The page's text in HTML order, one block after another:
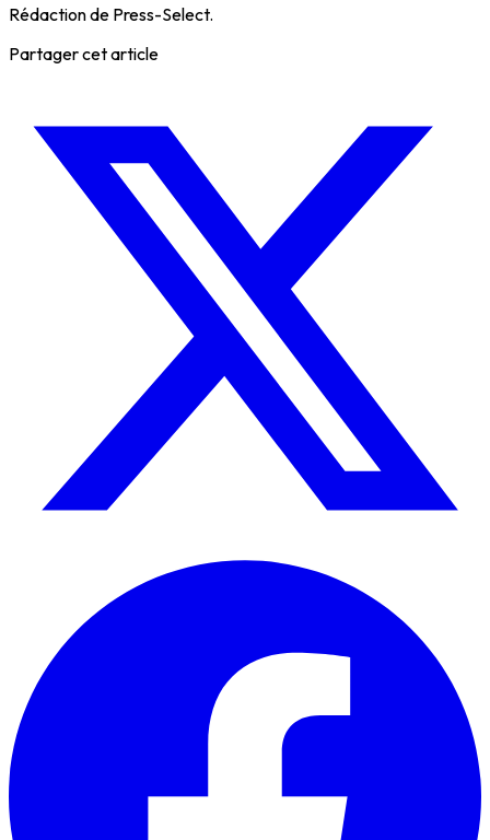
Rédaction de Press-Select.
Partager cet article